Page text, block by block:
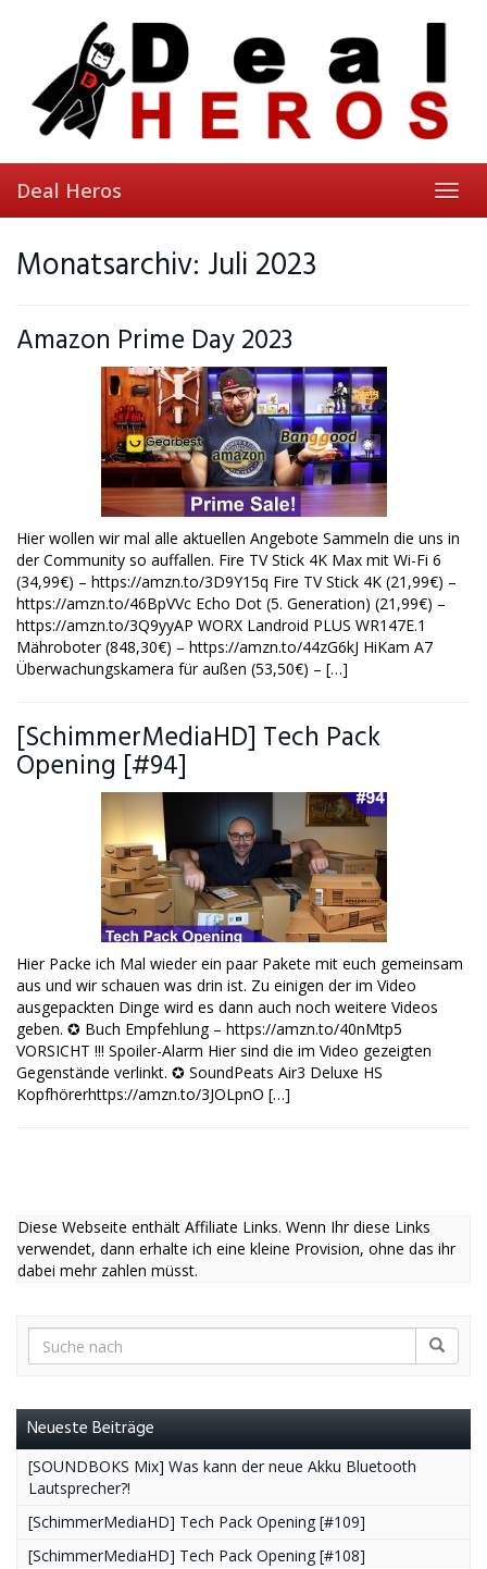
Deal Heros
Monatsarchiv: Juli 2023
Amazon Prime Day 2023
Hier wollen wir mal alle aktuellen Angebote Sammeln die uns in
der Community so auffallen. Fire TV Stick 4K Max mit Wi-Fi 6
(34,99€) – https://amzn.to/3D9Y15q Fire TV Stick 4K (21,99€) –
https://amzn.to/46BpVVc Echo Dot (5. Generation) (21,99€) –
https://amzn.to/3Q9yyAP WORX Landroid PLUS WR147E.1
Mähroboter (848,30€) – https://amzn.to/44zG6kJ HiKam A7
Überwachungskamera für außen (53,50€) – […]
[SchimmerMediaHD] Tech Pack
Opening [#94]
Hier Packe ich Mal wieder ein paar Pakete mit euch gemeinsam
aus und wir schauen was drin ist. Zu einigen der im Video
ausgepackten Dinge wird es dann auch noch weitere Videos
geben. ✪ Buch Empfehlung – https://amzn.to/40nMtp5
VORSICHT !!! Spoiler-Alarm Hier sind die im Video gezeigten
Gegenstände verlinkt. ✪ SoundPeats Air3 Deluxe HS
Kopfhörerhttps://amzn.to/3JOLpnO […]
Diese Webseite enthält Affiliate Links. Wenn Ihr diese Links
verwendet, dann erhalte ich eine kleine Provision, ohne das ihr
dabei mehr zahlen müsst.
Neueste Beiträge
[SOUNDBOKS Mix] Was kann der neue Akku Bluetooth
Lautsprecher?!
[SchimmerMediaHD] Tech Pack Opening [#109]
[SchimmerMediaHD] Tech Pack Opening [#108]